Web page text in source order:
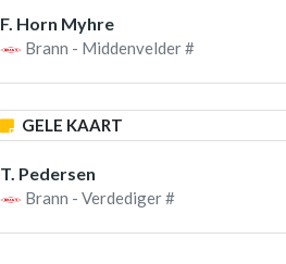
F. Horn Myhre
Brann - Middenvelder #
GELE KAART
T. Pedersen
Brann - Verdediger #